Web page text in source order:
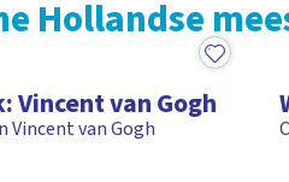
Hollandse
Vincent van Gogh
Vincent van Gogh